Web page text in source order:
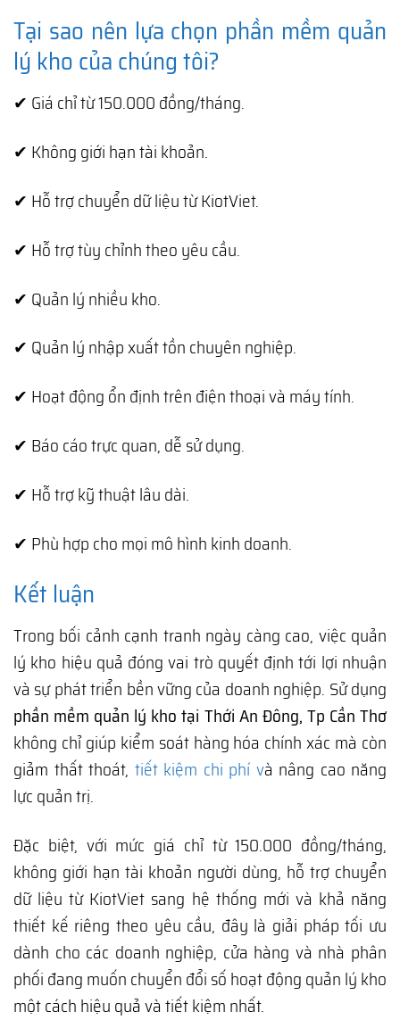
Tại sao nên lựa chọn phần mềm quản
lý kho của chúng tôi?
✔ Giá chỉ từ 150.000 đồng/tháng.
✔ Không giới hạn tài khoản.
✔ Hỗ trợ chuyển dữ liệu từ KiotViet.
✔ Hỗ trợ tùy chỉnh theo yêu cầu.
✔ Quản lý nhiều kho.
✔ Quản lý nhập xuất tồn chuyên nghiệp.
✔ Hoạt động ổn định trên điện thoại và máy tính.
✔ Báo cáo trực quan, dễ sử dụng.
✔ Hỗ trợ kỹ thuật lâu dài.
✔ Phù hợp cho mọi mô hình kinh doanh.
Kết luận
Trong bối cảnh cạnh tranh ngày càng cao, việc quản
lý kho hiệu quả đóng vai trò quyết định tới lợi nhuận
và sự phát triển bền vững của doanh nghiệp. Sử dụng
phần mềm quản lý kho tại Thới An Đông, Tp Cần Thơ
không chỉ giúp kiểm soát hàng hóa chính xác mà còn
giảm thất thoát, tiết kiệm chi phí và nâng cao năng
lực quản trị.
Đặc biệt, với mức giá chỉ từ 150.000 đồng/tháng,
không giới hạn tài khoản người dùng, hỗ trợ chuyển
dữ liệu từ KiotViet sang hệ thống mới và khả năng
thiết kế riêng theo yêu cầu, đây là giải pháp tối ưu
dành cho các doanh nghiệp, cửa hàng và nhà phân
phối đang muốn chuyển đổi số hoạt động quản lý kho
một cách hiệu quả và tiết kiệm nhất.